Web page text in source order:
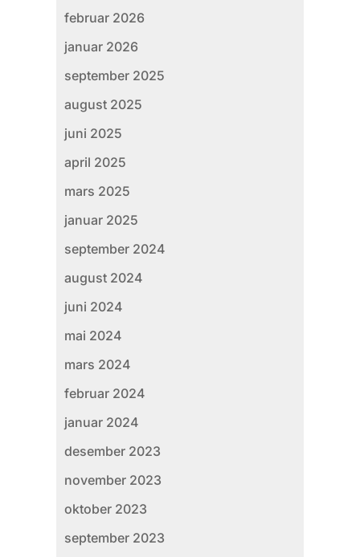
februar 2026
januar 2026
september 2025
august 2025
juni 2025
april 2025
mars 2025
januar 2025
september 2024
august 2024
juni 2024
mai 2024
mars 2024
februar 2024
januar 2024
desember 2023
november 2023
oktober 2023
september 2023